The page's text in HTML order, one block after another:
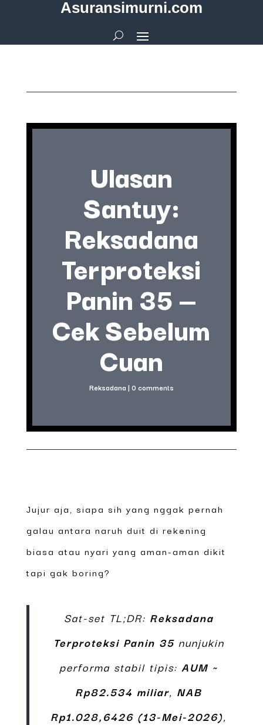
Asuransimurni.com
Ulasan
Santuy:
Reksadana
Terproteksi
Panin 35 —
Cek Sebelum
Cuan
Reksadana | 0 comments
Jujur aja, siapa sih yang nggak pernah
galau antara naruh duit di rekening
biasa atau nyari yang aman-aman dikit
tapi gak boring?
Sat-set TL;DR: Reksadana
Terproteksi Panin 35nunjukin
performa stabil tipis: AUM ~
Rp82.534 miliar, NAB
Rp1.028,6426 (13-Mei-2026),